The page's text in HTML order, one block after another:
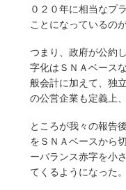
０２０年に相当なプ
ことになっているの
つまり、政府が公約
字化はＳＮＡベース
般会計に加えて、独
の公営企業も定義上
ところが我々の報告
をＳＮＡベースから
ーバランス赤字を小
てくるようになった。